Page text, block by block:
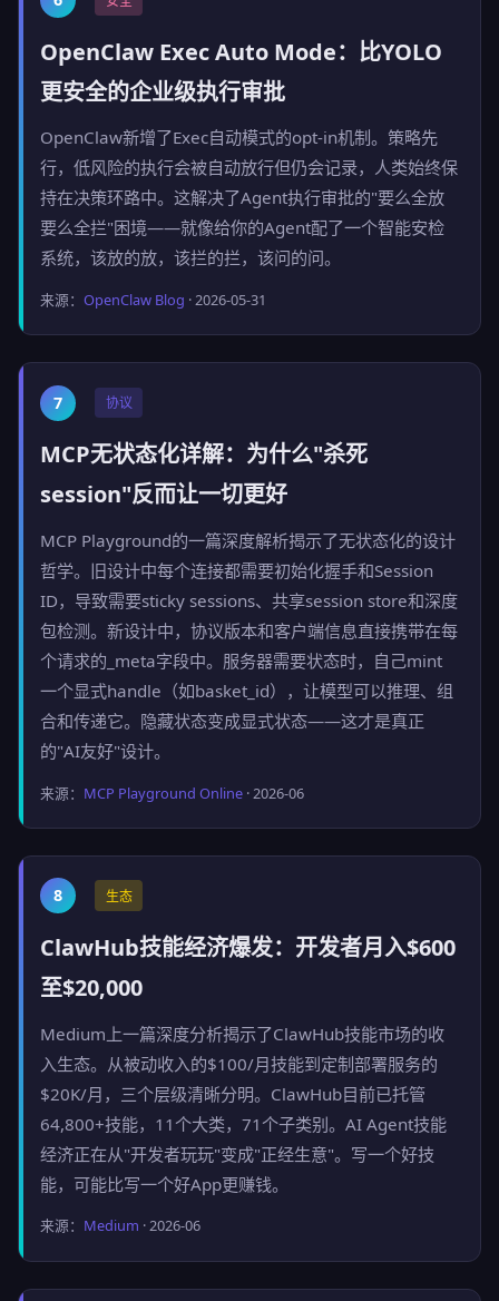
OpenClaw Exec Auto Mode：比YOLO
更安全的企业级执行审批
OpenClaw新增了Exec自动模式的opt-in机制。策略先
行，低风险的执行会被自动放行但仍会记录，人类始终保
持在决策环路中。这解决了Agent执行审批的"要么全放
要么全拦"困境——就像给你的Agent配了一个智能安检
系统，该放的放，该拦的拦，该问的问。
来源：OpenClaw Blog · 2026-05-31
7 协议
MCP无状态化详解：为什么"杀死
session"反而让一切更好
MCP Playground的一篇深度解析揭示了无状态化的设计
哲学。旧设计中每个连接都需要初始化握手和Session
ID，导致需要sticky sessions、共享session store和深度
包检测。新设计中，协议版本和客户端信息直接携带在每
个请求的_meta字段中。服务器需要状态时，自己mint
一个显式handle（如basket_id），让模型可以推理、组
合和传递它。隐藏状态变成显式状态——这才是真正
的"AI友好"设计。
来源： MCP Playground Online · 2026-06
8 生态
ClawHub技能经济爆发：开发者月入$600
至$20,000
Medium上一篇深度分析揭示了ClawHub技能市场的收
入生态。从被动收入的$100/月技能到定制部署服务的
$20K/月，三个层级清晰分明。ClawHub目前已托管
64,800+技能，11个大类，71个子类别。AI Agent技能
经济正在从"开发者玩玩"变成"正经生意"。写一个好技
能，可能比写一个好App更赚钱。
来源： Medium · 2026-06